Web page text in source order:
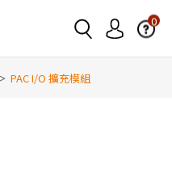
0
PAC I/O 擴充模組